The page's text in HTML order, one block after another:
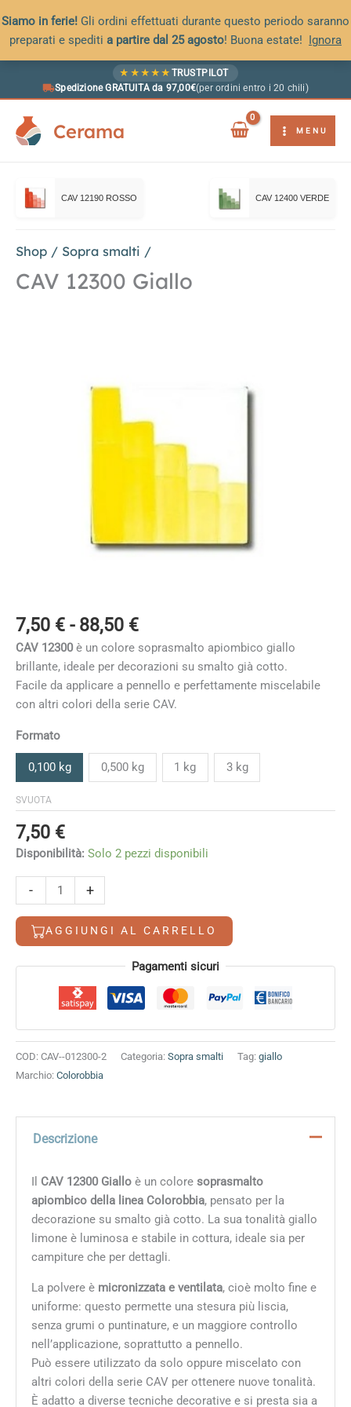
Siamo in ferie! Gli ordini effettuati durante questo periodo saranno
preparati e spediti a partire dal 25 agosto! Buona estate! Ignora
★ ★ ★ ★ ★ TRUSTPILOT
Spedizione GRATUITA da 97,00€(per ordini entro i 20 chili)
Cerama MENU
CAV 12190 ROSSO CAV 12400 VERDE
Shop / Sopra smalti /
CAV 12300 Giallo
7,50 € - 88,50 €Fascia
di
prezzo:
da
7,50 €
CAV 12300 è un colore soprasmalto apiombico giallo
brillante, ideale per decorazioni su smalto già cotto.
Facile da applicare a pennello e perfettamente miscelabile
con altri colori della serie CAV.
Formato
0,100 kg 0,500 kg 1 kg 3 kg
SVUOTA
7,50 €
Disponibilità: Solo 2 pezzi disponibili
-
12300
Giallo
quantità
+
AGGIUNGI AL CARRELLO
Alternative: Pagamenti sicuri
COD: CAV--012300-2 Categoria: Sopra smalti Tag: giallo
Marchio: Colorobbia
Descrizione
Il CAV 12300 Gialloè un colore soprasmalto
apiombico della linea Colorobbia, pensato per la
decorazione su smalto già cotto. La sua tonalità giallo
limone è luminosa e stabile in cottura, ideale sia per
campiture che per dettagli.
La polvere è micronizzata e ventilata, cioè molto fine e
uniforme: questo permette una stesura più liscia,
senza grumi o puntinature, e un maggiore controllo
nell’applicazione, soprattutto a pennello.
Può essere utilizzato da solo oppure miscelato con
altri colori della serie CAV per ottenere nuove tonalità.
È adatto a diverse tecniche decorative e si presta sia a